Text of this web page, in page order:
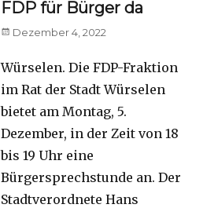
FDP für Bürger da
Posted
Dezember 4, 2022
Würselen. Die FDP-Fraktion
im Rat der Stadt Würselen
bietet am Montag, 5.
Dezember, in der Zeit von 18
bis 19 Uhr eine
Bürgersprechstunde an. Der
Stadtverordnete Hans